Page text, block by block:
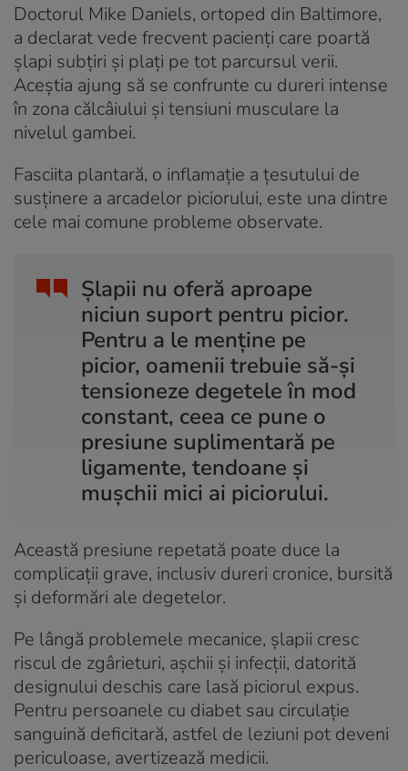
Doctorul Mike Daniels, ortoped din Baltimore,
a declarat vede frecvent pacienți care poartă
șlapi subțiri și plați pe tot parcursul verii.
Aceștia ajung să se confrunte cu dureri intense
în zona călcâiului și tensiuni musculare la
nivelul gambei.
Fasciita plantară, o inflamație a țesutului de
susținere a arcadelor piciorului, este una dintre
cele mai comune probleme observate.
Șlapii nu oferă aproape
niciun suport pentru picior.
Pentru a le menține pe
picior, oamenii trebuie să-și
tensioneze degetele în mod
constant, ceea ce pune o
presiune suplimentară pe
ligamente, tendoane și
mușchii mici ai piciorului.
Această presiune repetată poate duce la
complicații grave, inclusiv dureri cronice, bursită
și deformări ale degetelor.
Pe lângă problemele mecanice, șlapii cresc
riscul de zgârieturi, așchii și infecții, datorită
designului deschis care lasă piciorul expus.
Pentru persoanele cu diabet sau circulație
sanguină deficitară, astfel de leziuni pot deveni
periculoase, avertizează medicii.